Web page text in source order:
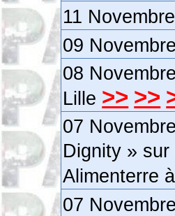
11
09
08
Lille >> >>
07
Dignity »
Alimenterre
07